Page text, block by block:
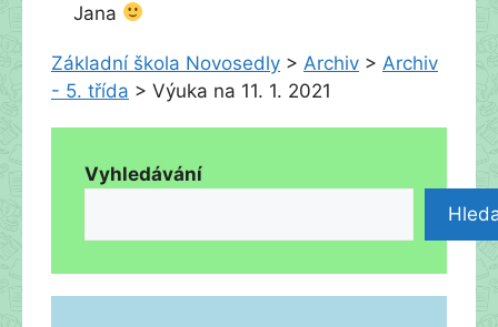
Jana
Základní škola Novosedly > Archiv > Archiv
- 5. třída > Výuka na 11. 1. 2021
Vyhledávání